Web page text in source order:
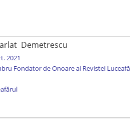
Demetrescu
2021
Fondator de Onoare al Revistei